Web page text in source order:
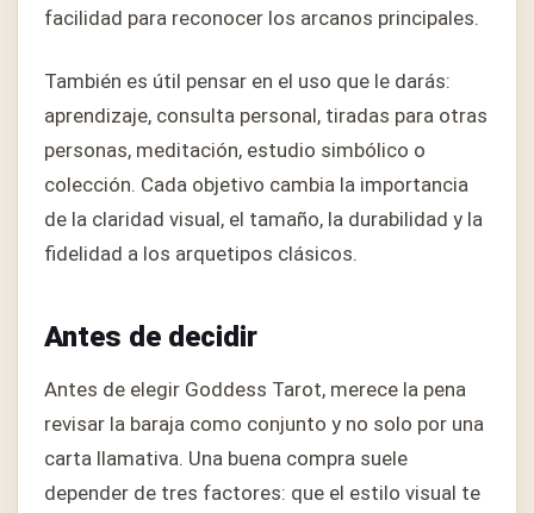
facilidad para reconocer los arcanos principales.
También es útil pensar en el uso que le darás:
aprendizaje, consulta personal, tiradas para otras
personas, meditación, estudio simbólico o
colección. Cada objetivo cambia la importancia
de la claridad visual, el tamaño, la durabilidad y la
fidelidad a los arquetipos clásicos.
Antes de decidir
Antes de elegir Goddess Tarot, merece la pena
revisar la baraja como conjunto y no solo por una
carta llamativa. Una buena compra suele
depender de tres factores: que el estilo visual te